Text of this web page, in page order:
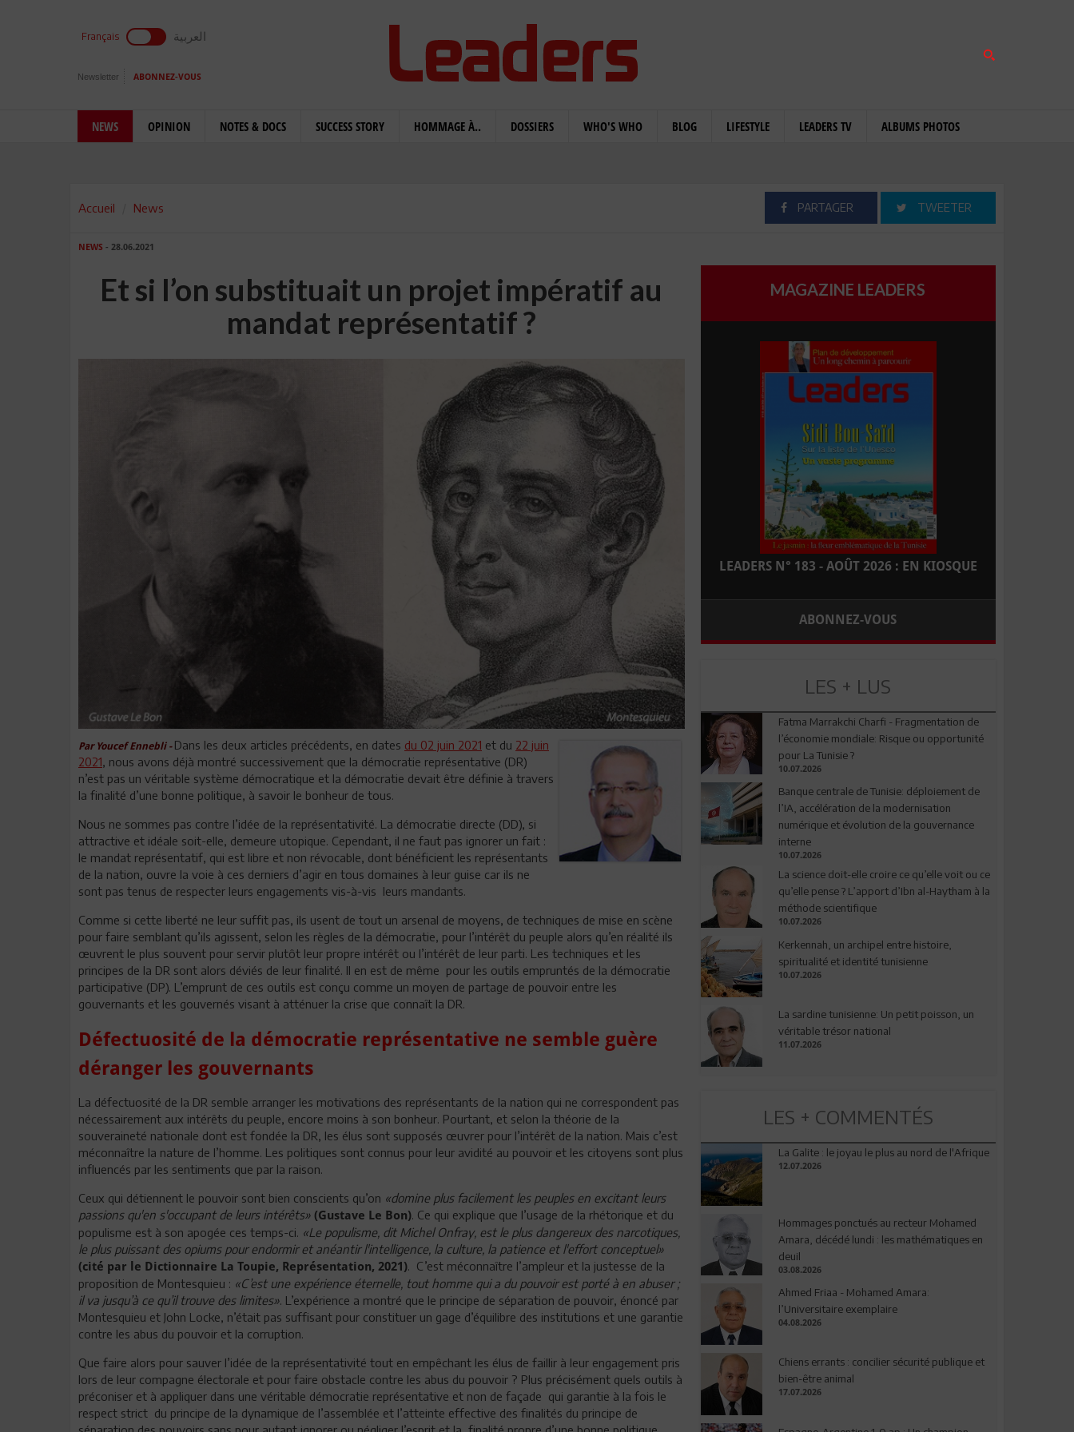
Français العربية
Newsletter ABONNEZ-VOUS
NEWS OPINION NOTES & DOCS SUCCESS STORY HOMMAGE À.. DOSSIERS WHO'S WHO BLOG LIFESTYLE LEADERS TV ALBUMS PHOTOS
Accueil News PARTAGER TWEETER
NEWS - 28.06.2021
Et si l’on substituait un projet impératif au
mandat représentatif ?
Par Youcef Ennebli - Dans les deux articles précédents, en dates du 02 juin 2021 et du 22 juin
2021, nous avons déjà montré successivement que la démocratie représentative (DR)
n’est pas un véritable système démocratique et la démocratie devait être définie à travers
la finalité d’une bonne politique, à savoir le bonheur de tous.
Nous ne sommes pas contre l’idée de la représentativité. La démocratie directe (DD), si
attractive et idéale soit-elle, demeure utopique. Cependant, il ne faut pas ignorer un fait :
le mandat représentatif, qui est libre et non révocable, dont bénéficient les représentants
de la nation, ouvre la voie à ces derniers d’agir en tous domaines à leur guise car ils ne
sont pas tenus de respecter leurs engagements vis-à-vis leurs mandants.
Comme si cette liberté ne leur suffit pas, ils usent de tout un arsenal de moyens, de techniques de mise en scène
pour faire semblant qu’ils agissent, selon les règles de la démocratie, pour l’intérêt du peuple alors qu’en réalité ils
œuvrent le plus souvent pour servir plutôt leur propre intérêt ou l’intérêt de leur parti. Les techniques et les
principes de la DR sont alors déviés de leur finalité. Il en est de même pour les outils empruntés de la démocratie
participative (DP). L’emprunt de ces outils est conçu comme un moyen de partage de pouvoir entre les
gouvernants et les gouvernés visant à atténuer la crise que connaît la DR.
Défectuosité de la démocratie représentative ne semble guère
déranger les gouvernants
La défectuosité de la DR semble arranger les motivations des représentants de la nation qui ne correspondent pas
nécessairement aux intérêts du peuple, encore moins à son bonheur. Pourtant, et selon la théorie de la
souveraineté nationale dont est fondée la DR, les élus sont supposés œuvrer pour l’intérêt de la nation. Mais c’est
méconnaître la nature de l’homme. Les politiques sont connus pour leur avidité au pouvoir et les citoyens sont plus
influencés par les sentiments que par la raison.
Ceux qui détiennent le pouvoir sont bien conscients qu’on «domine plus facilement les peuples en excitant leurs
passions qu'en s'occupant de leurs intérêts» (Gustave Le Bon). Ce qui explique que l’usage de la rhétorique et du
populisme est à son apogée ces temps-ci. «Le populisme, dit Michel Onfray, est le plus dangereux des narcotiques,
le plus puissant des opiums pour endormir et anéantir l'intelligence, la culture, la patience et l'effort conceptuel»
(cité par le Dictionnaire La Toupie, Représentation, 2021). C’est méconnaître l’ampleur et la justesse de la
proposition de Montesquieu : «C’est une expérience éternelle, tout homme qui a du pouvoir est porté à en abuser ;
il va jusqu’à ce qu’il trouve des limites». L’expérience a montré que le principe de séparation de pouvoir, énoncé par
Montesquieu et John Locke, n’était pas suffisant pour constituer un gage d’équilibre des institutions et une garantie
contre les abus du pouvoir et la corruption.
Que faire alors pour sauver l’idée de la représentativité tout en empêchant les élus de faillir à leur engagement pris
lors de leur compagne électorale et pour faire obstacle contre les abus du pouvoir ? Plus précisément quels outils à
préconiser et à appliquer dans une véritable démocratie représentative et non de façade qui garantie à la fois le
respect strict du principe de la dynamique de l’assemblée et l’atteinte effective des finalités du principe de
MAGAZINE LEADERS
LEADERS N° 183 - AOÛT 2026 : EN KIOSQUE
ABONNEZ-VOUS
LES + LUS
Fatma Marrakchi Charfi - Fragmentation de
l’économie mondiale: Risque ou opportunité
pour La Tunisie ?
10.07.2026
Banque centrale de Tunisie: déploiement de
l’IA, accélération de la modernisation
numérique et évolution de la gouvernance
interne
10.07.2026
La science doit-elle croire ce qu’elle voit ou ce
qu’elle pense ? L’apport d’Ibn al-Haytham à la
méthode scientifique
10.07.2026
Kerkennah, un archipel entre histoire,
spiritualité et identité tunisienne
10.07.2026
La sardine tunisienne: Un petit poisson, un
véritable trésor national
11.07.2026
LES + COMMENTÉS
La Galite : le joyau le plus au nord de l'Afrique
12.07.2026
Hommages ponctués au recteur Mohamed
Amara, décédé lundi : les mathématiques en
deuil
03.08.2026
Ahmed Friaa - Mohamed Amara:
l’Universitaire exemplaire
04.08.2026
Chiens errants : concilier sécurité publique et
bien-être animal
17.07.2026